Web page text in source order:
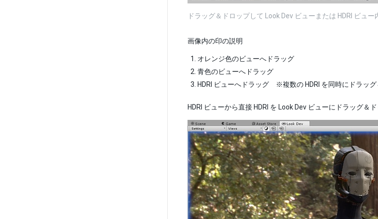
ドラッグ＆ドロップして Look Dev ビューまたは HDRI ビュー
画像内の印の説明
オレンジ色のビューへドラッグ
青色のビューへドラッグ
HDRI ビューへドラッグ ※複数の HDRI を同時にドラッグ
HDRI ビューから直接 HDRI を Look Dev ビューにドラッグ＆